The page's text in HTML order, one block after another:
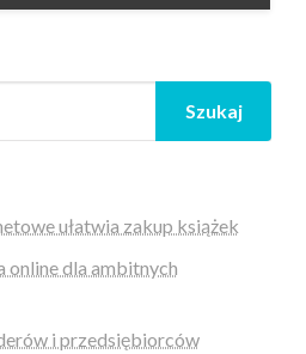
Szukaj
ułatwia zakup książek
online dla ambitnych
i przedsiębiorców